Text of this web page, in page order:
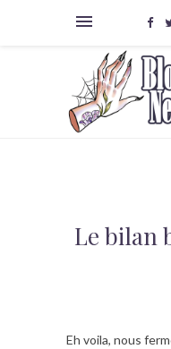
Le bilan
Eh voila, nous